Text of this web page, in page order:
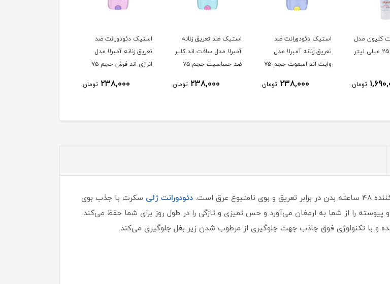
کلیون مدل
تومان
استیک دئودورانت ضد
تعریق زنانه آمبرلا مدل
وایت اند اسموت حجم ۷۵
238,000 تومان
استیک ضد تعریق زنانه
آمبرلا مدل سافت اند کلیر
ضد حساسیت حجم ۷۵
238,000 تومان
استیک دئودورانت ضد
تعریق زنانه آمبرلا مدل
انرژی اند فرش حجم ۷۵
238,000 تومان
دئودورانت ژلی سکرت با جذب بوی
را از شما به ارمغان می‌آورد و حس تمیزی و تازگی را در طول روز برای شما حفظ می‌کند.